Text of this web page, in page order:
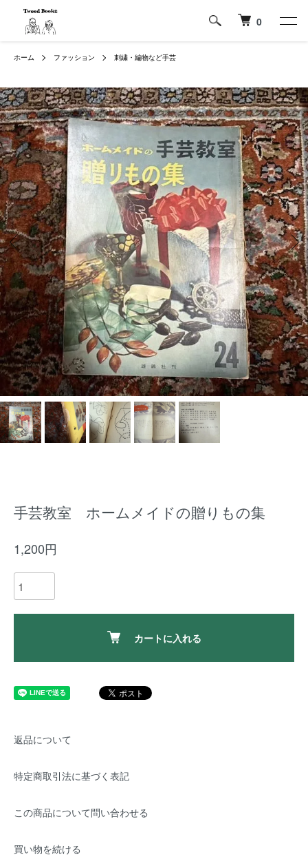
0
ホーム ファッション 刺繍・編物など手芸
手芸教室 ホームメイドの贈りもの集
1,200円
カートに入れる
返品について
特定商取引法に基づく表記
この商品について問い合わせる
買い物を続ける